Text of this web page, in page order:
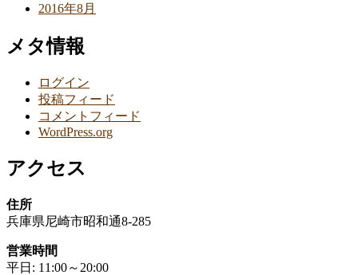
2016年8月
メタ情報
ログイン
投稿フィード
コメントフィード
WordPress.org
アクセス
住所
兵庫県尼崎市昭和通8-285
営業時間
平日: 11:00～20:00